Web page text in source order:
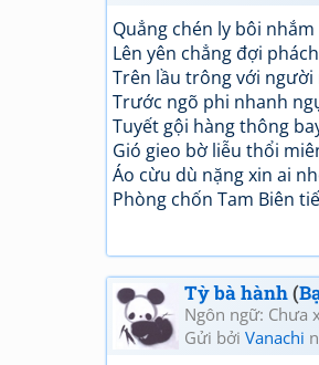
Quẳng chén ly bôi
Lên yên chẳng đợi
Trên lầu trông với người
Trước ngõ phi nhanh
Tuyết gội hàng thông
Gió gieo bờ liễu thổi
Áo cừu dù nặng xin ai
Phòng chốn Tam Biên
Tỳ bà hành(
Ngôn ngữ: Chưa
Gửi bởi Vanachi